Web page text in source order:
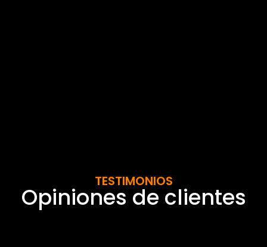
TESTIMONIOS
Opiniones de clientes